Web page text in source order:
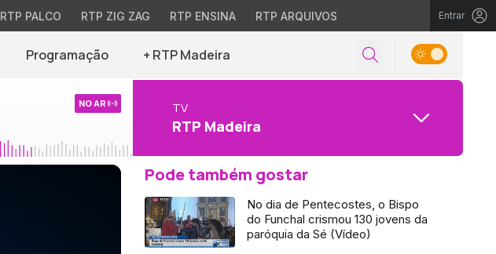
RTP PALCO RTP ZIG ZAG RTP ENSINA RTP ARQUIVOS Entrar
Programação + RTP Madeira
NO AR TV
RTP Madeira
Pode também gostar
No dia de Pentecostes, o Bispo
do Funchal crismou 130 jovens da
paróquia da Sé (Vídeo)